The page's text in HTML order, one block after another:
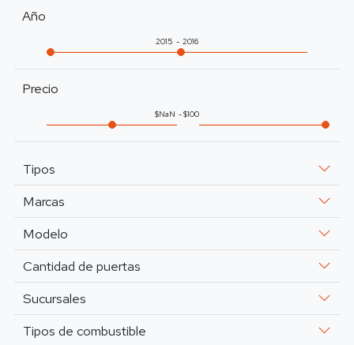
Año
2015 2016
Precio
NaN 100
Tipos
Marcas
Modelo
Cantidad de puertas
Sucursales
Tipos de combustible